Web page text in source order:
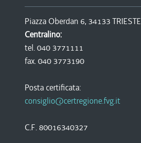
Piazza Oberdan 6, 34133 TRIESTE
Centralino:
tel. 040 3771111
fax. 040 3773190
Posta certificata:
consiglio@certregione.fvg.it
C.F. 80016340327